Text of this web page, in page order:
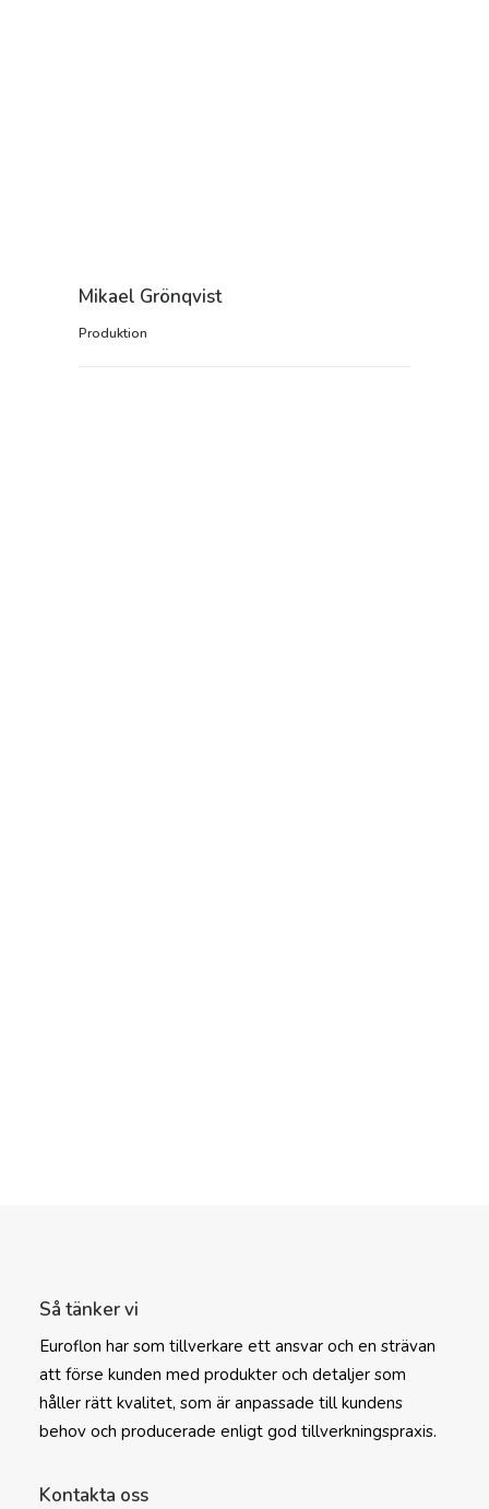
Mikael Grönqvist
Produktion
Så tänker vi
Euroflon har som tillverkare ett ansvar och en strävan
att förse kunden med produkter och detaljer som
håller rätt kvalitet, som är anpassade till kundens
behov och producerade enligt god tillverkningspraxis.
Kontakta oss